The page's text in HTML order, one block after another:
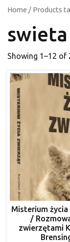
Home / Products
Showing 1–12 of
Misterium
/
zwierzętami